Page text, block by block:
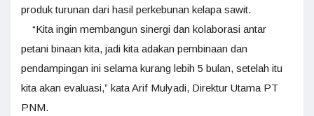
produk turunan dari hasil perkebunan kelapa sawit.
“Kita ingin membangun sinergi dan kolaborasi antar
petani binaan kita, jadi kita adakan pembinaan dan
pendampingan ini selama kurang lebih 5 bulan, setelah itu
kita akan evaluasi,” kata Arif Mulyadi, Direktur Utama PT
PNM.